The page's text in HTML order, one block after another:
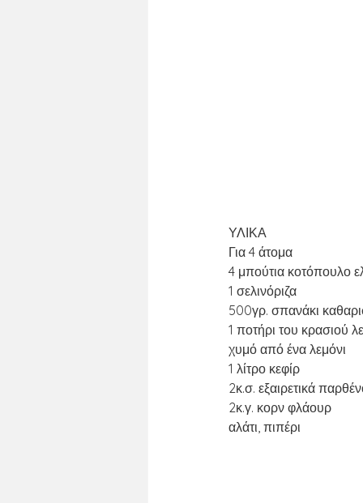
ΥΛΙΚΑ
Για 4 άτομα
4 μπούτια κοτόπουλο
1 σελινόριζα
500γρ. σπανάκι
1 ποτήρι του κρασιού
χυμό από ένα λεμόνι
1 λίτρο κεφίρ
2κ.σ. εξαιρετικά
2κ.γ. κορν φλάουρ
αλάτι, πιπέρι